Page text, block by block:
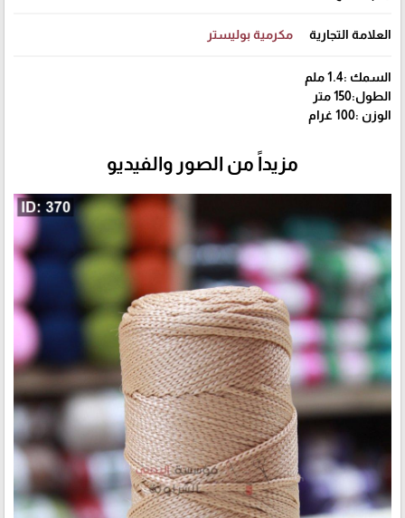
العلامة التجارية مكرمية بوليستر
السمك :1.4 ملم
الطول:150 متر
الوزن :100 غرام
مزيداً من الصور والفيديو